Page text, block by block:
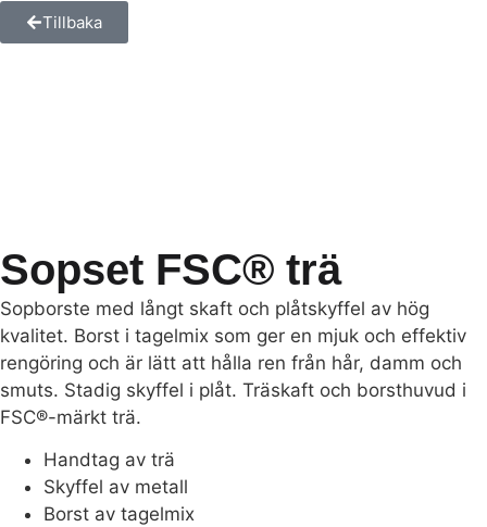
Tillbaka
Sopset FSC® trä
Sopborste med långt skaft och plåtskyffel av hög
kvalitet. Borst i tagelmix som ger en mjuk och effektiv
rengöring och är lätt att hålla ren från hår, damm och
smuts. Stadig skyffel i plåt. Träskaft och borsthuvud i
FSC®-märkt trä.
Handtag av trä
Skyffel av metall
Borst av tagelmix